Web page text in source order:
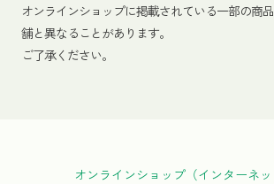
オンラインショップに掲載されている一部の商
舗と異なることがあります。
ご了承ください。
オンラインショップ（インターネ